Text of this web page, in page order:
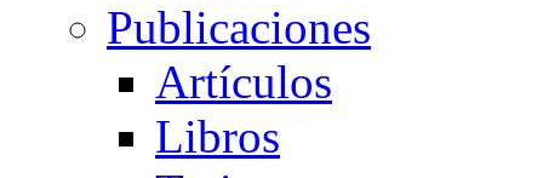
Publicaciones
Artículos
Libros